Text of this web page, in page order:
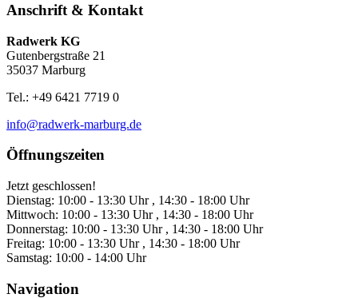
Anschrift & Kontakt
Radwerk KG
Gutenbergstraße 21
35037 Marburg
Tel.: +49 6421 7719 0
info@radwerk-marburg.de
Öffnungszeiten
Jetzt geschlossen!
Dienstag: 10:00 - 13:30 Uhr , 14:30 - 18:00 Uhr
Mittwoch: 10:00 - 13:30 Uhr , 14:30 - 18:00 Uhr
Donnerstag: 10:00 - 13:30 Uhr , 14:30 - 18:00 Uhr
Freitag: 10:00 - 13:30 Uhr , 14:30 - 18:00 Uhr
Samstag: 10:00 - 14:00 Uhr
Navigation